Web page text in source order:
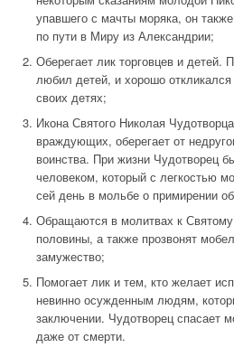
упавшего с мачты моряка, он
по пути в Миру из Александрии;
Оберегает лик торговцев и детей.
любил детей, и хорошо
своих детях;
Икона Святого Николая
враждующих, оберегает от
воинства. При жизни Чудотворец
человеком, который с легкостью
сей день в мольбе о примирении
Обращаются в молитвах к Святому
половины, а также прозвонят
замужество;
Помогает лик и тем, кто желает
невинно осужденным людям,
заключении. Чудотворец спасает
даже от смерти.